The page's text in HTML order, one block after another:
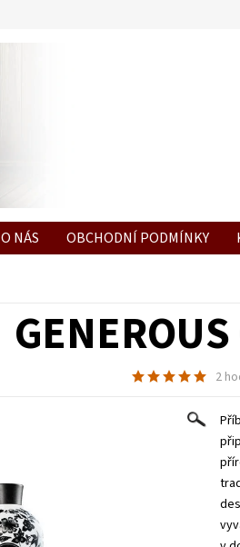
O NÁS OBCHODNÍ PODMÍNKY
2